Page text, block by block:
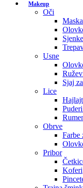
Makeup
Oči
Sjenke
Usne
Sjaj
Lice
Obrve
Farbe
Pribor
Koferi